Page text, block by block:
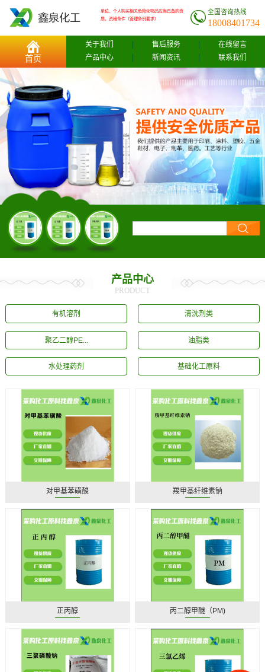
全国咨询热线
18008401734
单位、个人购买相关危险化物品应当具备的资
质，资格条件（管理条例要求）
首页
关于我们
产品中心
售后服务
新闻资讯
在线留言
联系我们
产品中心
PRODUCT
有机溶剂 清洗剂类
聚乙二醇PE... 油脂类
水处理药剂 基础化工原料
对甲基苯磺酸 羧甲基纤维素钠
正丙醇 丙二醇甲醚（PM)